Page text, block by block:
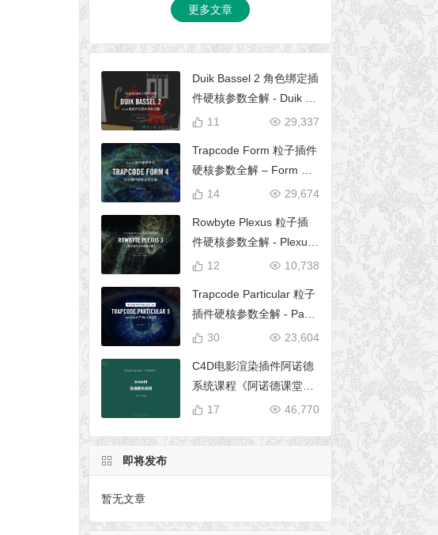
更多文章
Duik Bassel 2 角色绑定插
件硬核参数全解 - Duik 16
完全使用手册
29,337
11
Trapcode Form 粒子插件
硬核参数全解 – Form 完
全使用手册
29,674
14
Rowbyte Plexus 粒子插
件硬核参数全解 - Plexus
完全使用手册
10,738
12
Trapcode Particular 粒子
插件硬核参数全解 - Parti
cular 5 完全使用手册23,604
30
C4D电影渲染插件阿诺德
系统课程《阿诺德课堂之
玉清境》
46,770
17
即将发布
暂无文章